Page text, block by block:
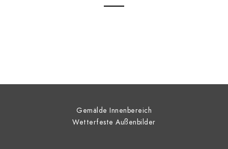
Gemälde Innenbereich
Wetterfeste Außenbilder